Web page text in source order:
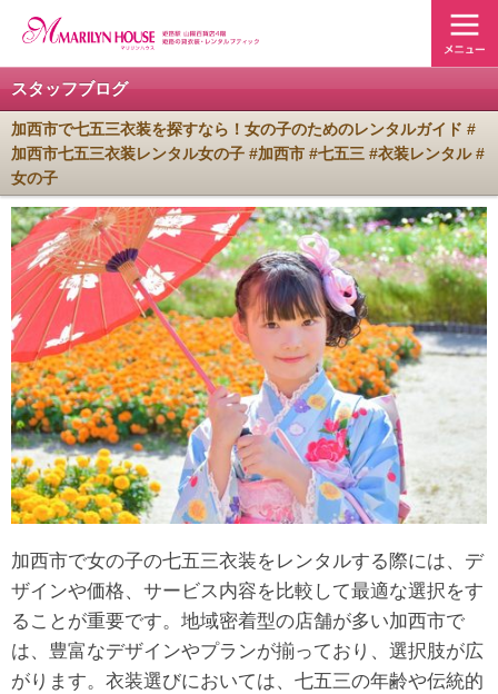
スタッフブログ
加西市で七五三衣装を探すなら！女の子のためのレンタルガイド #
加西市七五三衣装レンタル女の子 #加西市 #七五三 #衣装レンタル #
女の子
加西市で女の子の七五三衣装をレンタルする際には、デ
ザインや価格、サービス内容を比較して最適な選択をす
ることが重要です。地域密着型の店舗が多い加西市で
は、豊富なデザインやプランが揃っており、選択肢が広
がります。衣装選びにおいては、七五三の年齢や伝統的